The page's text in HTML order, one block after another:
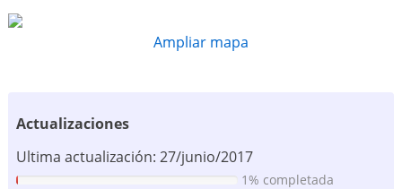
Ampliar mapa
Actualizaciones
Ultima actualización: 27/junio/2017
1% completada